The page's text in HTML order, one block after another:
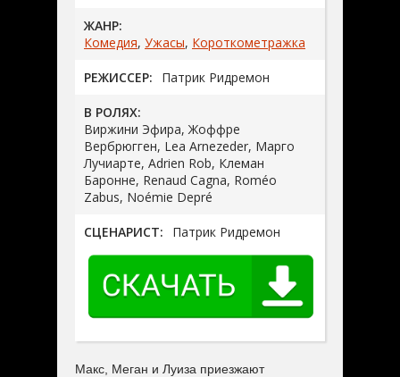
ЖАНР:
Комедия, Ужасы, Короткометражка
РЕЖИССЕР: Патрик Ридремон
В РОЛЯХ:
Виржини Эфира, Жоффре
Вербрюгген, Lea Arnezeder, Марго
Лучиарте, Adrien Rob, Клеман
Баронне, Renaud Cagna, Roméo
Zabus, Noémie Depré
СЦЕНАРИСТ: Патрик Ридремон
Макс, Меган и Луиза приезжают